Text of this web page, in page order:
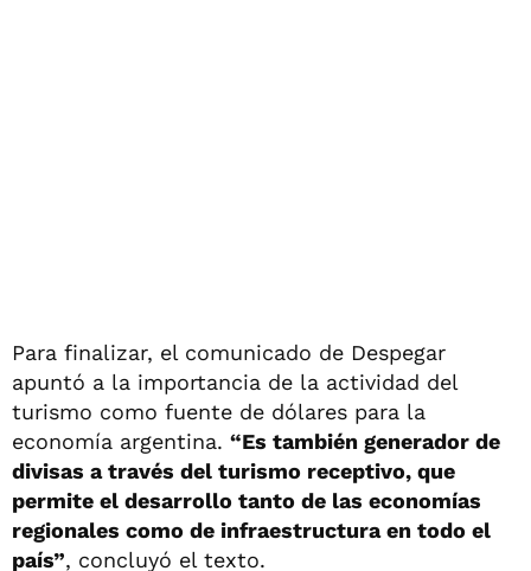
Para finalizar, el comunicado de Despegar
apuntó a la importancia de la actividad del
turismo como fuente de dólares para la
economía argentina. “Es también generador de
divisas a través del turismo receptivo, que
permite el desarrollo tanto de las economías
regionales como de infraestructura en todo el
país”, concluyó el texto.